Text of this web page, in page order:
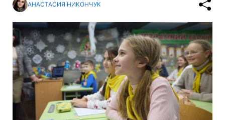
АНАСТАСИЯ НИКОНЧУК